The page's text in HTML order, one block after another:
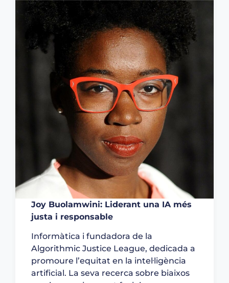
Joy Buolamwini: Liderant una IA més
justa i responsable
Informàtica i fundadora de la
Algorithmic Justice League, dedicada a
promoure l’equitat en la intel·ligència
artificial. La seva recerca sobre biaixos